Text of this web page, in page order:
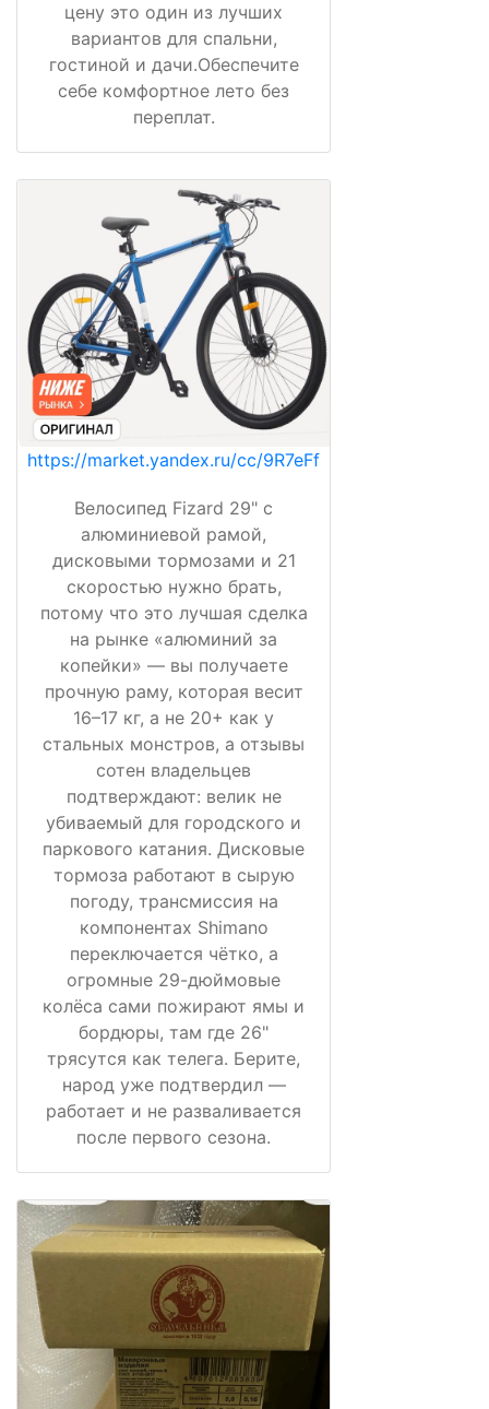
цену это один из лучших
вариантов для спальни,
гостиной и дачи.Обеспечите
себе комфортное лето без
переплат.
https://market.yandex.ru/cc/9R7eFf
Велосипед Fizard 29" с
алюминиевой рамой,
дисковыми тормозами и 21
скоростью нужно брать,
потому что это лучшая сделка
на рынке «алюминий за
копейки» — вы получаете
прочную раму, которая весит
16–17 кг, а не 20+ как у
стальных монстров, а отзывы
сотен владельцев
подтверждают: велик не
убиваемый для городского и
паркового катания. Дисковые
тормоза работают в сырую
погоду, трансмиссия на
компонентах Shimano
переключается чётко, а
огромные 29-дюймовые
колёса сами пожирают ямы и
бордюры, там где 26"
трясутся как телега. Берите,
народ уже подтвердил —
работает и не разваливается
после первого сезона.